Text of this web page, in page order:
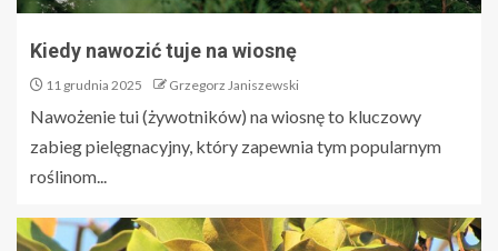
Kiedy nawozić tuje na wiosnę
11 grudnia 2025 Grzegorz Janiszewski
Nawożenie tui (żywotników) na wiosnę to kluczowy
zabieg pielęgnacyjny, który zapewnia tym popularnym
roślinom...